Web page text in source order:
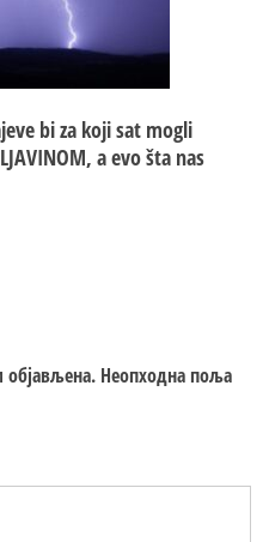
bi za koji sat mogli
a evo šta nas
објављена. Неопходна поља